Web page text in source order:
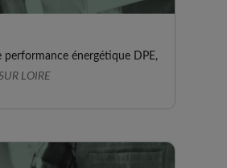
performance énergétique DPE,
LOIRE